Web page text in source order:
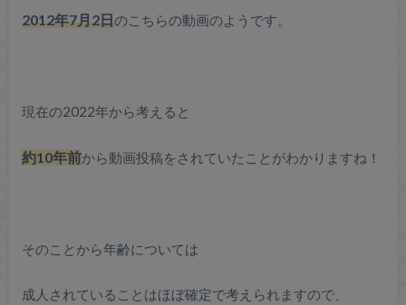
2012年7月2日のこちらの動画のようです。
現在の2022年から考えると
約10年前から動画投稿をされていたことがわかりますね！
そのことから年齢については
成人されていることはほぼ確定で考えられますので、